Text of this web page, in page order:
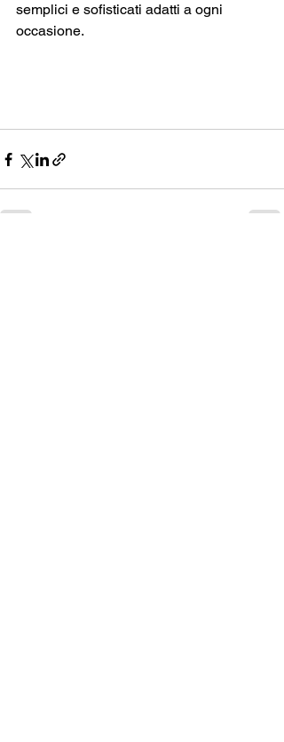
semplici e sofisticati adatti a ogni
occasione.